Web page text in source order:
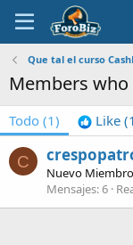
Que tal el curso
Members
Todo (1) Like
C
Nuevo Miembro
Mensajes 6